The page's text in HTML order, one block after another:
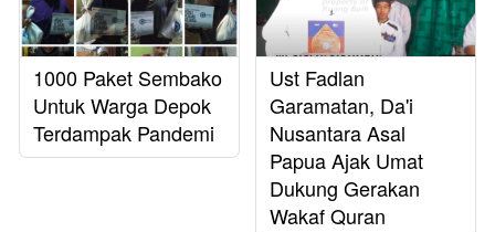
1000 Paket Sembako
Untuk Warga Depok
Terdampak Pandemi
Ust Fadlan
Garamatan, Da'i
Nusantara Asal
Papua Ajak Umat
Dukung Gerakan
Wakaf Quran